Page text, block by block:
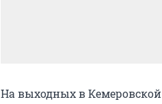
На выходных в Кемеровской